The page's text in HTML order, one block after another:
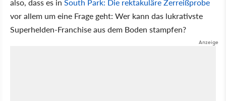
vor allem um eine Frage geht: Wer kann das lukrativste
Superhelden-Franchise aus dem Boden stampfen?